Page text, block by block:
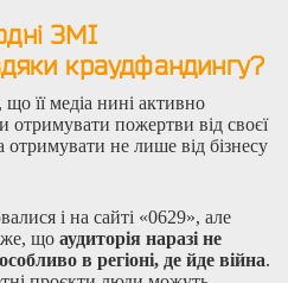
ЗМІ
краудфандингу?
її медіа нині активно
пожертви від своєї
отримувати не лише від бізнесу
і на сайті «0629», але
що аудиторія наразі не
в регіоні, де йде війна.